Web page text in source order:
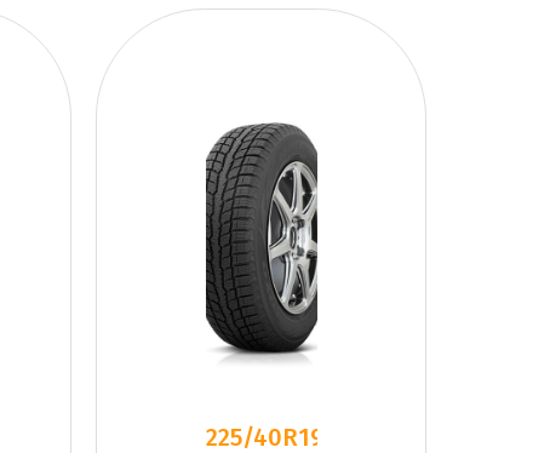
225/40R19